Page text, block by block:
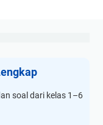
soal dari kelas 1–6